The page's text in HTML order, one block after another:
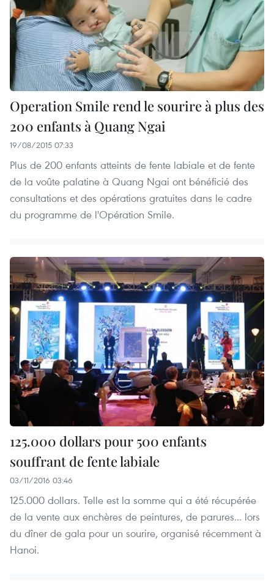
Operation Smile rend le sourire à plus des
200 enfants à Quang Ngai
19/08/2015 07:33
Plus de 200 enfants atteints de fente labiale et de fente
de la voûte palatine à Quang Ngai ont bénéficié des
consultations et des opérations gratuites dans le cadre
du programme de l'Opération Smile.
125.000 dollars pour 500 enfants
souffrant de fente labiale
03/11/2016 03:46
125.000 dollars. Telle est la somme qui a été récupérée
de la vente aux enchères de peintures, de parures... lors
du dîner de gala pour un sourire, organisé récemment à
Hanoi.